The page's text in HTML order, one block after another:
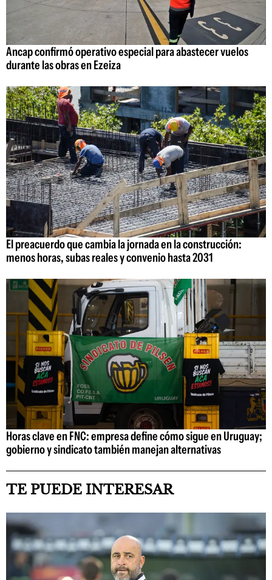
Ancap confirmó operativo especial para abastecer vuelos
durante las obras en Ezeiza
El preacuerdo que cambia la jornada en la construcción:
menos horas, subas reales y convenio hasta 2031
Horas clave en FNC: empresa define cómo sigue en Uruguay;
gobierno y sindicato también manejan alternativas
TE PUEDE INTERESAR